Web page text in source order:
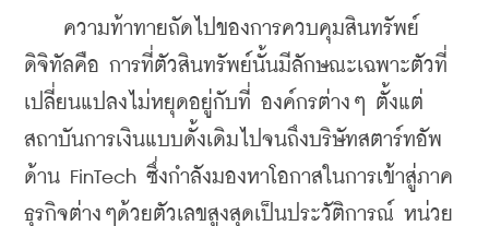
ความท้าทายถัดไปของการควบคุมสินทรัพย์
ดิจิทัลคือ การที่ตัวสินทรัพย์นั้นมีลักษณะเฉพาะตัวที่
เปลี่ยนแปลงไม่หยุดอยู่กับที่ องค์กรต่างๆ ตั้งแต่
สถาบันการเงินแบบดั้งเดิมไปจนถึงบริษัทสตาร์ทอัพ
ด้าน FinTech ซึ่งกำลังมองหาโอกาสในการเข้าสู่ภาค
ธุรกิจต่างๆด้วยตัวเลขสูงสุดเป็นประวัติการณ์ หน่วย